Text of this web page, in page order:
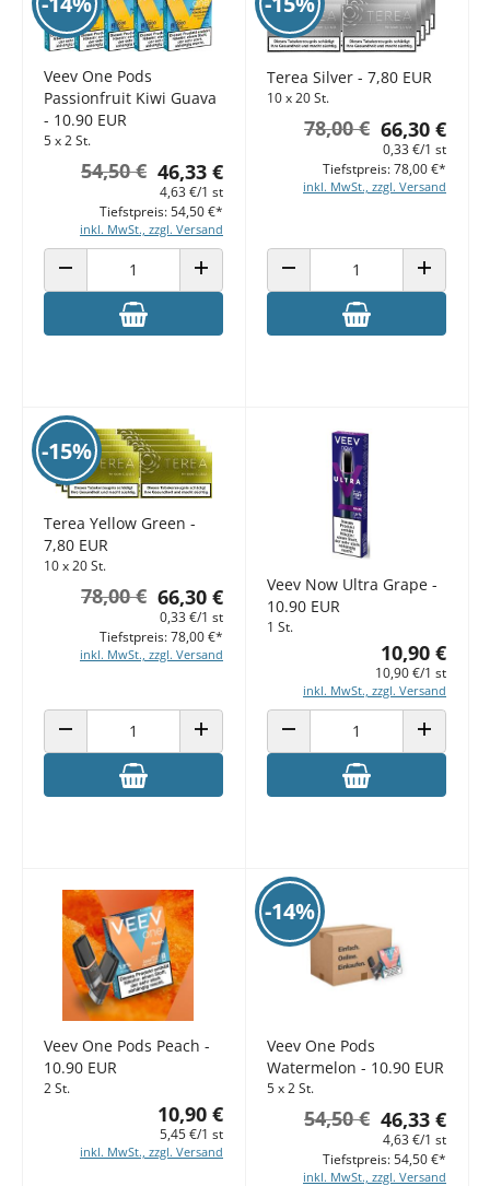
Veev One Pods
Passionfruit Kiwi Guava
- 10.90 EUR
5 x 2 St.
46,33 €
54,50 €
4,63 €/1 st
inkl. MwSt., zzgl. Versand
Tiefstpreis: 54,50 €*
ANZAHL VERRINGERN ANZAHL ERHÖHEN
Terea Silver - 7,80 EUR
10 x 20 St.
66,30 €
78,00 €
0,33 €/1 st
inkl. MwSt., zzgl. Versand
Tiefstpreis: 78,00 €*
ANZAHL VERRINGERN ANZAHL
-15%
Terea Yellow Green -
7,80 EUR
10 x 20 St.
66,30 €
78,00 €
0,33 €/1 st
inkl. MwSt., zzgl. Versand
Tiefstpreis: 78,00 €*
ANZAHL VERRINGERN ANZAHL ERHÖHEN
Veev Now Ultra Grape -
10.90 EUR
1 St.
10,90 €
10,90 €/1 st
inkl. MwSt., zzgl. Versand
ANZAHL VERRINGERN ANZAHL
Veev One Pods Peach -
10.90 EUR
2 St.
10,90 €
5,45 €/1 st
inkl. MwSt., zzgl. Versand
-14%
Veev One Pods
Watermelon - 10.90 EUR
5 x 2 St.
46,33 €
54,50 €
4,63 €/1 st
inkl. MwSt., zzgl. Versand
Tiefstpreis: 54,50 €*